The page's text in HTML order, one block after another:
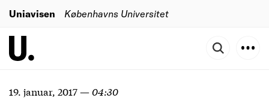
Uniavisen Københavns Universitet
19. januar, 2017—04:30